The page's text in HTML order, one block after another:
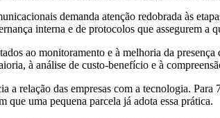
demanda atenção redobrada às
interna e de protocolos que assegurem a
ao monitoramento e à melhoria da
à análise de custo-benefício e à
relação das empresas com a tecnologia.
uma pequena parcela já adota essa prática.